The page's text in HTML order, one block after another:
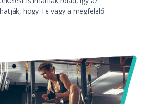
hogy Te vagy a megfelelő